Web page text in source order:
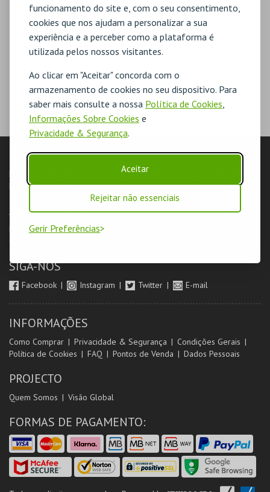
funcionamento do site e, com o seu consentimento,
cookies que nos ajudam a personalizar a sua
experiência e a perceber como a plataforma é
utilizada pelos nossos visitantes.
Ao clicar em "Aceitar" concorda com o
armazenamento de cookies no seu dispositivo. Para
saber mais consulte a nossa Política de Cookies
Informações Sobre Cookies e
Privacidade & Segurança.
Aceitar
Rejeitar não essenciais
Gerir Preferências
LOJA
Pesquisar Carrinho de compras Eventos
Livro de Reclamações
AUTENTICAÇÃO
Login & Registo de Clientes
SIGA-NOS
Facebook Instagram Twitter E-mail
INFORMAÇÕES
Como Comprar Privacidade & Segurança
Condições Gerais
Política de Cookies
FAQ Pontos de Venda Dados Pessoais
PROJECTO
Quem Somos Visão Global
FORMAS DE PAGAMENTO: